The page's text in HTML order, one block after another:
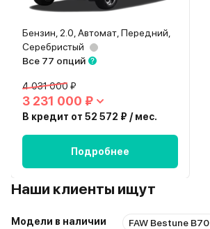
Бензин, 2.0, Автомат, Передний,
Серебристый
Все 77 опций
4 031 000 ₽
3 231 000 ₽
В кредит от 52 572 ₽ / мес.
Подробнее
Наши клиенты ищут
Модели в наличии FAW Bestune B70